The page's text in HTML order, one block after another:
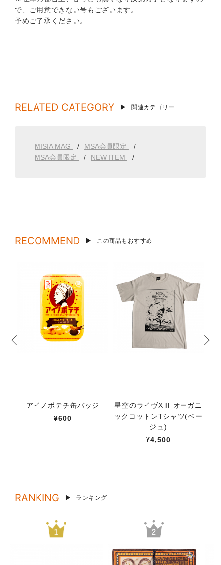
で、ご用意できない号もございます。
予めご了承ください。
RELATED CATEGORY 関連カテゴリー
MISIA MAG
MSA会員限定
MSA会員限定
NEW ITEM
RECOMMEND この商品もおすすめ
アイノポテチ缶バッジ
¥600
星空のライヴXⅢ オーガニ
ックコットンTシャツ(ベー
ジュ)
¥4,500
RANKING ランキング